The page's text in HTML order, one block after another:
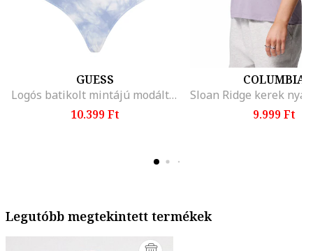
GUESS
Logós batikolt mintájú modáltartalmú body
10.399 Ft
COLUMBIA
9.999 Ft
Legutóbb megtekintett termékek